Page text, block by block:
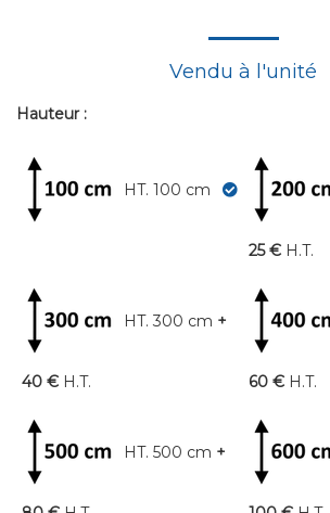
Vendu à l'unité
Hauteur :
HT. 100 cm
25 € H.T.
HT. 300 cm +
40 € H.T. 60 € H.T.
HT. 500 cm +